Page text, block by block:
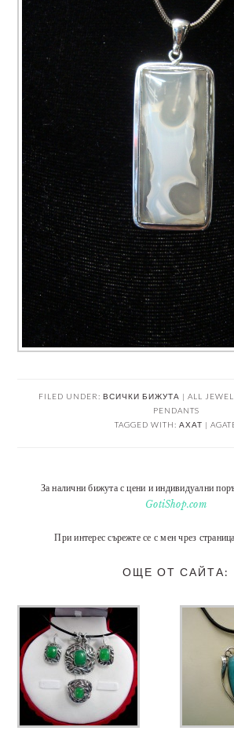
FILED UNDER: ВСИЧКИ БИЖУТА | ALL
PENDANTS
TAGGED WITH: АХАТ |
За налични бижута с цени и индивидуални
GotiShop.com
При интерес сърежте се с мен чрез
ОЩЕ ОТ САЙТА: